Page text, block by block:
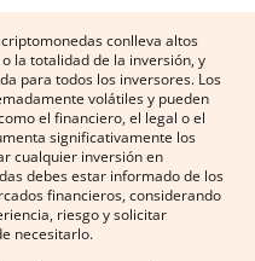
conlleva altos
la totalidad de la inversión, y
para todos los inversores. Los
volátiles y pueden
el financiero, el legal o el
significativamente los
cualquier inversión en
debes estar informado de los
financieros, considerando
riesgo y solicitar
necesitarlo.